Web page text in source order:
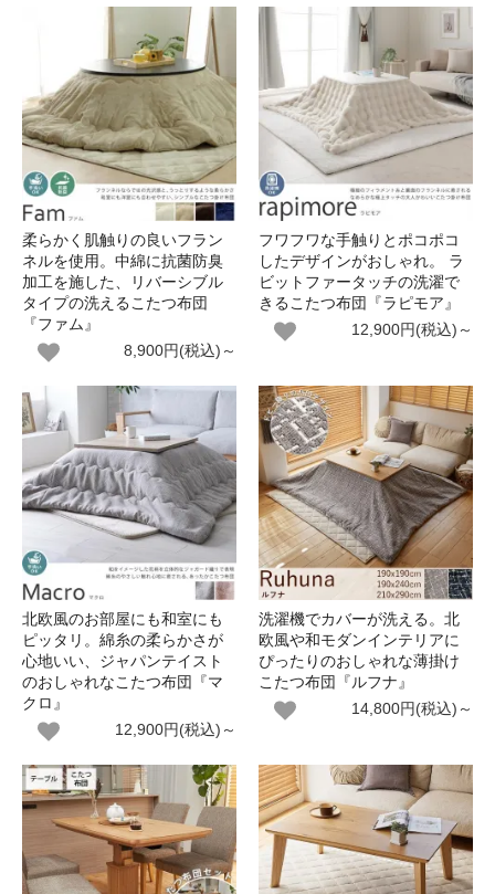
柔らかく肌触りの良いフラン
ネルを使用。中綿に抗菌防臭
加工を施した、リバーシブル
タイプの洗えるこたつ布団
『ファム』
8,900円(税込)～
フワフワな手触りとポコポコ
したデザインがおしゃれ。 ラ
ビットファータッチの洗濯で
きるこたつ布団『ラピモア』
12,900円(税込)～
北欧風のお部屋にも和室にも
ピッタリ。綿糸の柔らかさが
心地いい、ジャパンテイスト
のおしゃれなこたつ布団『マ
クロ』
12,900円(税込)～
洗濯機でカバーが洗える。北
欧風や和モダンインテリアに
ぴったりのおしゃれな薄掛け
こたつ布団『ルフナ』
14,800円(税込)～